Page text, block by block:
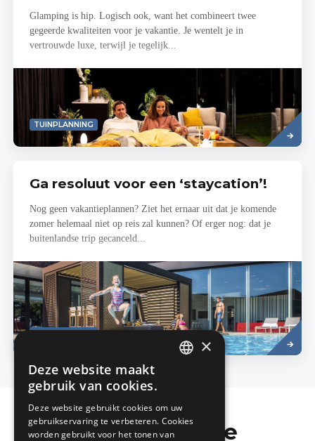
Glamping is hip. Logisch ook, want het combineert twee
gegeerde kwaliteiten voor je vakantie. Je wentelt je in
vertrouwde luxe, terwijl je tegelijk...
TUINPLANNING
Read
more
Ga resoluut voor een ‘staycation’!
Nog geen vakantieplannen? Ziet het ernaar uit dat je komende
zomer helemaal niet op reis zal kunnen? Of erger nog: dat je
buitenlandse trip gecanceld...
TUINPLANNING
Lees
meer
Mis de laatste
×
Deze website maakt
gebruik van cookies.
Deze website gebruikt cookies om uw
gebruikservaring te verbeteren. Cookies
worden gebruikt voor het tonen van